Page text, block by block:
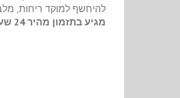
להיחשף למוקד ריחות,
מגיע בתזמון מהיר 24 שעות ביממה בכל אזור הרצליה ומרכז הארץ.